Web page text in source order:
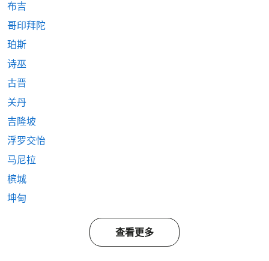
布吉
哥印拜陀
珀斯
诗巫
古晋
关丹
吉隆坡
浮罗交怡
马尼拉
槟城
坤甸
查看更多